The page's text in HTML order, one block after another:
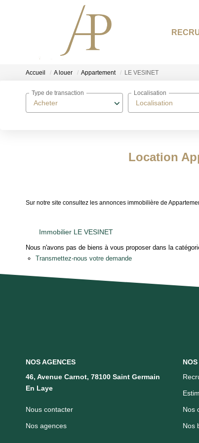
Accueil A louer Appartement LE VESINET
Acheter
Type de transaction
Localisation
Localisation
Location
Sur notre site consultez les annonces immobilière de
Immobilier LE VESINET
Nous n'avons pas de biens à vous proposer dans la
Transmettez-nous votre demande
NOS AGENCES
46, Avenue Carnot, 78100 Saint Germain
En Laye
Nous contacter
Nos agences
Nos
Nos